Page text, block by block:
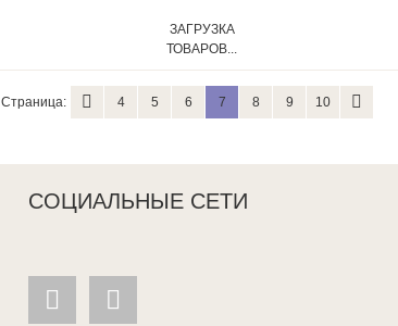
ЗАГРУЗКА
ТОВАРОВ...
Страница: 4 5 6 7 8 9 10
СОЦИАЛЬНЫЕ СЕТИ